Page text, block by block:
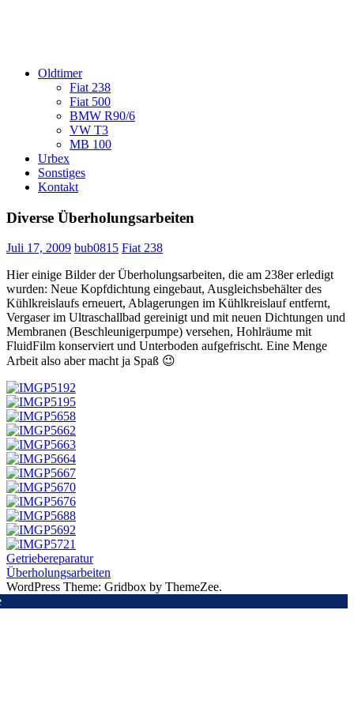
Oldtimer
Fiat 238
Fiat 500
BMW R90/6
VW T3
MB 100
Urbex
Sonstiges
Kontakt
Diverse Überholungsarbeiten
Juli 17, 2009 bub0815 Fiat 238
Hier einige Bilder der Überholungsarbeiten, die am 238er erledigt
wurden: Neue Kopfdichtung eingebaut, Ausgleichsbehälter des
Kühlkreislaufs erneuert, Ablagerungen im Kühlkreislauf entfernt,
Vergaser im Ultraschallbad gereinigt und mit neuen Dichtungen und
Membranen (Beschleunigerpumpe) versehen, Hohlräume mit
FluidFilm konserviert und Unterboden aufgefrischt. Eine Menge
Arbeit also aber macht ja Spaß 😉
Beitragsnavigation
Vorheriger
Beitrag:
Getriebereparatur
Nächster
Beitrag:
Überholungsarbeiten
WordPress Theme: Gridbox by ThemeZee.